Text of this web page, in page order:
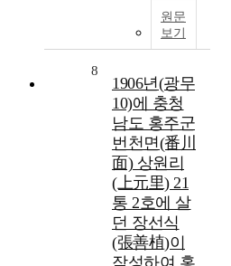
원문
보기
8
1906년(광무
10)에 충청
남도 홍주군
번천면(番川
面) 상원리
(上元里) 21
통 2호에 살
던 장선식
(張善植)이